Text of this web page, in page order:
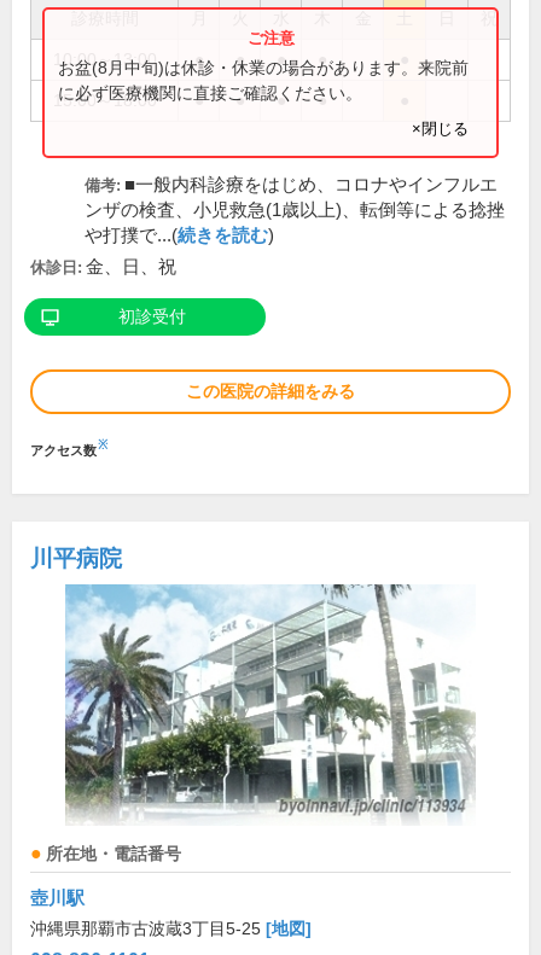
祝
10:00～13:00 ● ● ● ●
15:00～18:00 ● ● ● ●
お盆(8月中旬)は休診・休業の場合があります。来院前
に必ず医療機関に直接ご確認ください。
×閉じる
備考: ■一般内科診療をはじめ、コロナやインフルエ
ンザの検査、小児救急(1歳以上)、転倒等による捻挫
や打撲で...(続きを読む)
休診日: 金、日、祝
初診受付
この医院の詳細をみる
アクセス数※
川平病院
所在地・電話番号
壺川駅
沖縄県那覇市古波蔵3丁目5-25 [地図]